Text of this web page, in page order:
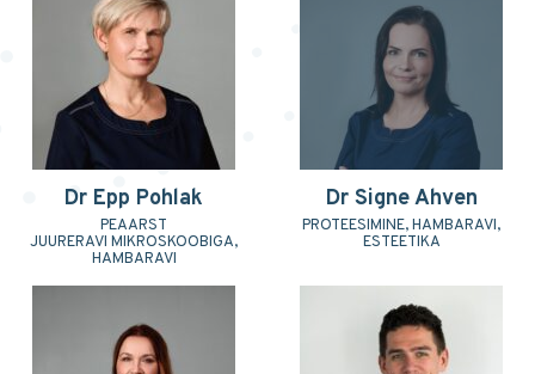
Dr Epp Pohlak
PEAARST
JUURERAVI MIKROSKOOBIGA,
HAMBARAVI
Dr Signe Ahven
PROTEESIMINE, HAMBARAVI,
ESTEETIKA